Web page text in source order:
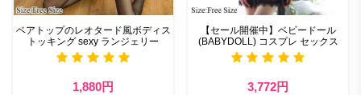
ベアトップのレオタード風ボディス
トッキング sexy ランジェリー
1,880円
【セール開催中】ベビードール
(BABYDOLL) コスプレ セックス
3,772円